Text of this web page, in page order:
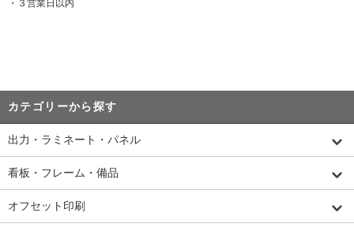
・３営業日以内
カテゴリーから探す
出力・ラミネート・パネル
看板・フレーム・備品
オフセット印刷